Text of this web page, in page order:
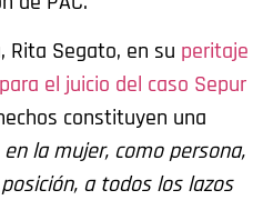
Rita Segato, en su peritaje
el juicio del caso Sepur
constituyen una
la mujer, como persona,
a todos los lazos